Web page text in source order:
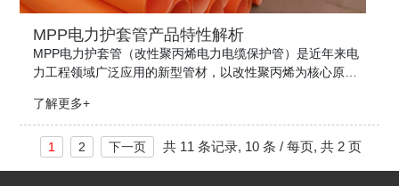
MPP电力护套管产品特性解析
MPP电力护套管（改性聚丙烯电力电缆保护管）是近年来电
力工程领域广泛应用的新型管材，以改性聚丙烯为核心原
的地下敷设保护。其凭借综合性能，逐步替代传统钢管、PV
C管等材料，成为城...
了解更多+
1 2 下一页 共 11 条记录, 10 条 / 每页, 共 2 页